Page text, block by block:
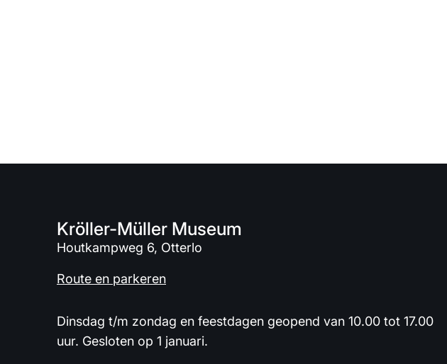
Kröller-Müller Museum
Houtkampweg 6, Otterlo
Route en parkeren
Dinsdag t/m zondag en feestdagen geopend van 10.00 tot 17.00
uur. Gesloten op 1 januari.